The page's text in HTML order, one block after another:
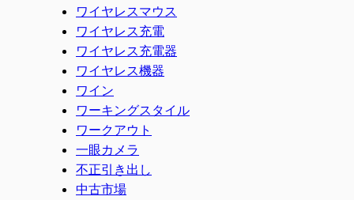
ワイヤレスマウス
ワイヤレス充電
ワイヤレス充電器
ワイヤレス機器
ワイン
ワーキングスタイル
ワークアウト
一眼カメラ
不正引き出し
中古市場